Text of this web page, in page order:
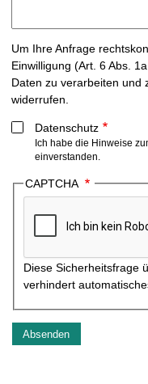
r
Um Ihre Anfrage
Einwilligung (Art. 6 Abs.
Daten zu verarbeiten und
widerrufen.
Datenschutz
Ich habe die Hinweise
einverstanden.
CAPTCHA
Diese Sicherheitsfrage
verhindert